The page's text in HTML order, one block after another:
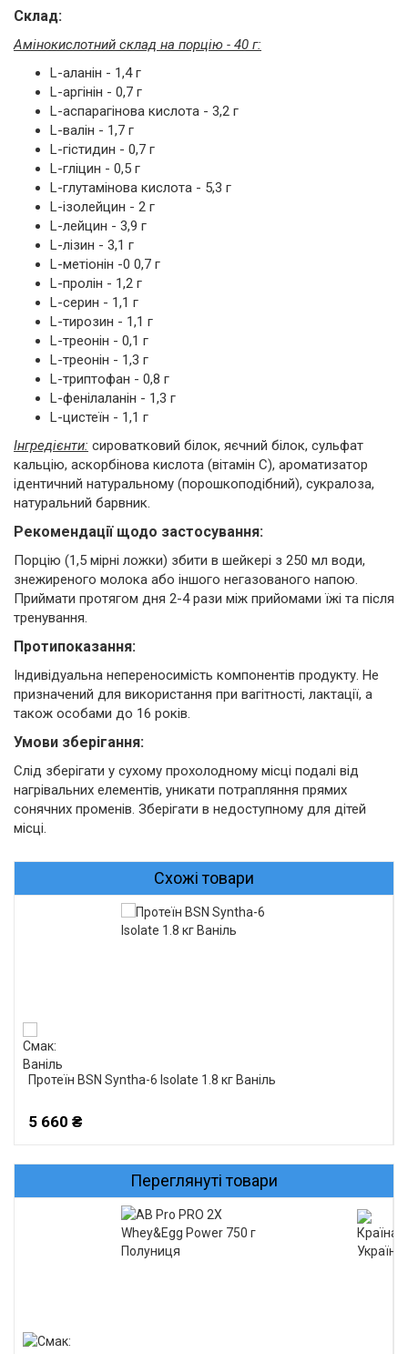
Cклад:
Амінокислотний склад на порцію - 40 г:
L-аланін - 1,4 г
L-аргінін - 0,7 г
L-аспарагінова кислота - 3,2 г
L-валін - 1,7 г
L-гістидин - 0,7 г
L-гліцин - 0,5 г
L-глутамінова кислота - 5,3 г
L-ізолейцин - 2 г
L-лейцин - 3,9 г
L-лізин - 3,1 г
L-метіонін -0 0,7 г
L-пролін - 1,2 г
L-серин - 1,1 г
L-тирозин - 1,1 г
L-треонін - 0,1 г
L-треонін - 1,3 г
L-триптофан - 0,8 г
L-фенілаланін - 1,3 г
L-цистеїн - 1,1 г
Інгредієнти: сироватковий білок, яєчний білок, сульфат
кальцію, аскорбінова кислота (вітамін С), ароматизатор
ідентичний натуральному (порошкоподібний), сукралоза,
натуральний барвник.
Рекомендації щодо застосування:
Порцію (1,5 мірні ложки) збити в шейкері з 250 мл води,
знежиреного молока або іншого негазованого напою.
Приймати протягом дня 2-4 рази між прийомами їжі та після
тренування.
Протипоказання:
Індивідуальна непереносимість компонентів продукту. Не
призначений для використання при вагітності, лактації, а
також особами до 16 років.
Умови зберігання:
Слід зберігати у сухому прохолодному місці подалі від
нагрівальних елементів, уникати потрапляння прямих
сонячних променів. Зберігати в недоступному для дітей
місці.
Схожі товари
Протеїн BSN Syntha-6 Isolate 1.8 кг Ваніль
5 660 ₴
Переглянуті товари